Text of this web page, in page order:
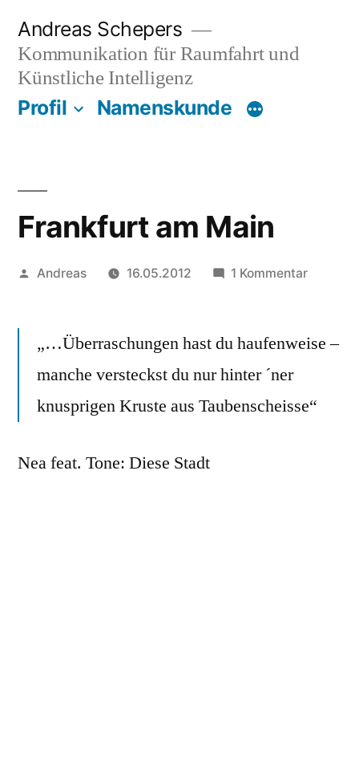
Inhalt
springen
Andreas Schepers
Kommunikation für Raumfahrt und
Künstliche Intelligenz
Profil Namenskunde
Frankfurt am Main
Veröffentlicht
Andreas 16.05.2012 1 Kommentarzu
Main
„…Überraschungen hast du haufenweise –
manche versteckst du nur hinter ´ner
knusprigen Kruste aus Taubenscheisse“
Nea feat. Tone: Diese Stadt